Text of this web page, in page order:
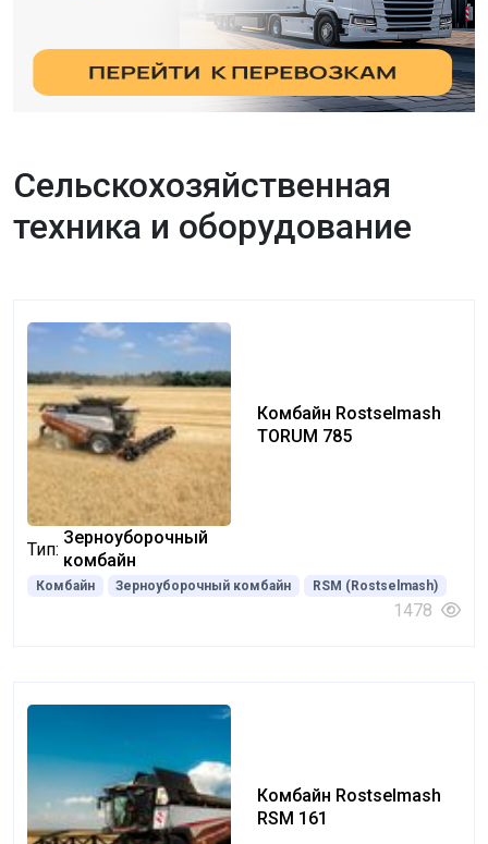
Сельскохозяйственная
техника и оборудование
Комбайн Rostselmash
TORUM 785
Тип:
Зерноуборочный
комбайн
Комбайн Зерноуборочный комбайн RSM (Rostselmash)
1478
Комбайн Rostselmash
RSM 161